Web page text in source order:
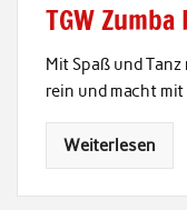
TGW
Mit Spaß und
rein und macht
Weiterlesen